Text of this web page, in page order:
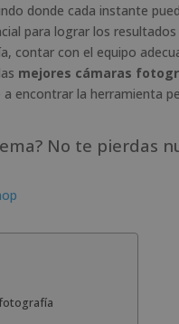
donde cada instante
para lograr los
contar con el equipo
mejores cámaras
encontrar la herramienta
No te pierdas